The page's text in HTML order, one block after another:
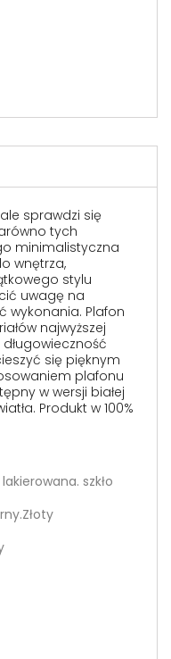
sprawdzi się
tych
minimalistyczna
wnętrza,
stylu
uwagę na
wykonania. Plafon
najwyższej
się pięknym
plafonu
w wersji białej
Produkt w 100%
szkło